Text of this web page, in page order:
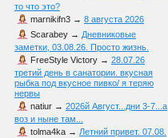
то что это?
marnikifn3 → 8 августа 2026
Scarabey → Дневниковые
заметки, 03.08.26. Просто жизнь.
FreeStyle Victory → 28.07.26
третий день в санатории. вкусная
рыбка под вкусное пивко/ я теряю
нервы
natiur → 2026й Август...дни 3-7...а
воз и ныне там...
tolma4ka → Летний привет. 07.08.